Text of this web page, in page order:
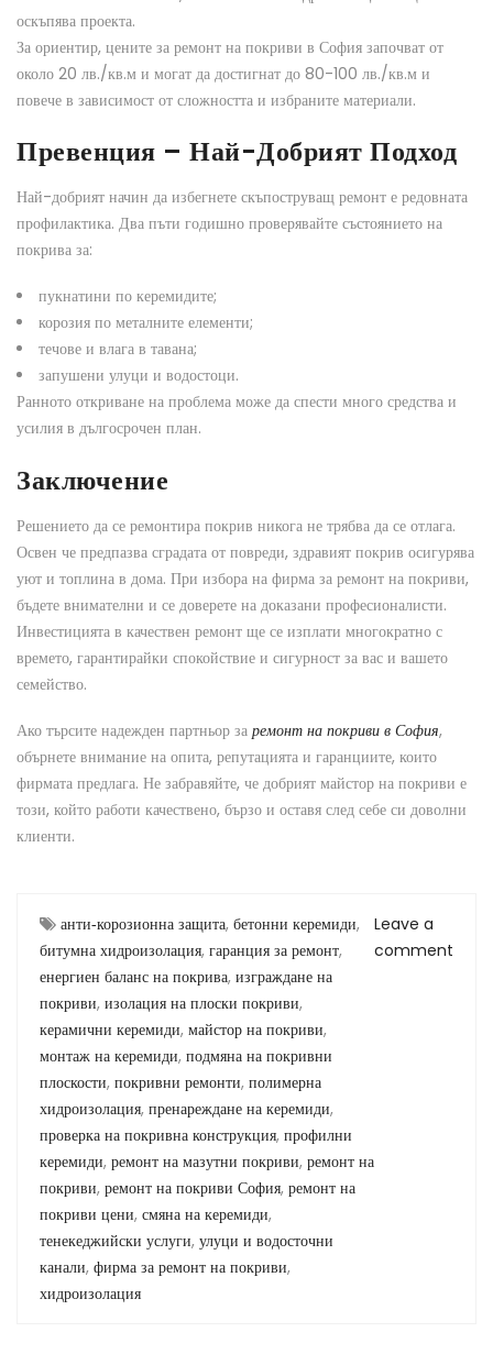
оскъпява проекта.
За ориентир, цените за ремонт на покриви в София започват от
около 20 лв./кв.м и могат да достигнат до 80-100 лв./кв.м и
повече в зависимост от сложността и избраните материали.
Превенция – Най-Добрият Подход
Най-добрият начин да избегнете скъпоструващ ремонт е редовната
профилактика. Два пъти годишно проверявайте състоянието на
покрива за:
пукнатини по керемидите;
корозия по металните елементи;
течове и влага в тавана;
запушени улуци и водостоци.
Ранното откриване на проблема може да спести много средства и
усилия в дългосрочен план.
Заключение
Решението да се ремонтира покрив никога не трябва да се отлага.
Освен че предпазва сградата от повреди, здравият покрив осигурява
уют и топлина в дома. При избора на фирма за ремонт на покриви,
бъдете внимателни и се доверете на доказани професионалисти.
Инвестицията в качествен ремонт ще се изплати многократно с
времето, гарантирайки спокойствие и сигурност за вас и вашето
семейство.
Ако търсите надежден партньор за ремонт на покриви в София,
обърнете внимание на опита, репутацията и гаранциите, които
фирмата предлага. Не забравяйте, че добрият майстор на покриви е
този, който работи качествено, бързо и оставя след себе си доволни
клиенти.
анти‑корозионна защита, бетонни керемиди,
битумна хидроизолация, гаранция за ремонт,
енергиен баланс на покрива, изграждане на
покриви, изолация на плоски покриви,
керамични керемиди, майстор на покриви,
монтаж на керемиди, подмяна на покривни
плоскости, покривни ремонти, полимерна
хидроизолация, пренареждане на керемиди,
проверка на покривна конструкция, профилни
керемиди, ремонт на мазутни покриви, ремонт на
покриви, ремонт на покриви София, ремонт на
покриви цени, смяна на керемиди,
тенекеджийски услуги, улуци и водосточни
канали, фирма за ремонт на покриви,
хидроизолация
Leave a
comment